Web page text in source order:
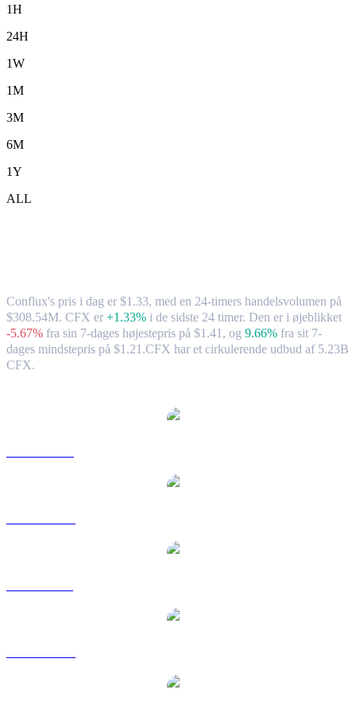
1H
24H
1W
1M
3M
6M
1Y
ALL
Conflux's pris i dag er $1.33, med en 24-timers handelsvolumen på
$308.54M. CFX er +1.33% i de sidste 24 timer. Den er i øjeblikket
-5.67% fra sin 7-dages højestepris på $1.41, og 9.66% fra sit 7-
dages mindstepris på $1.21.CFX har et cirkulerende udbud af 5.23B
CFX.